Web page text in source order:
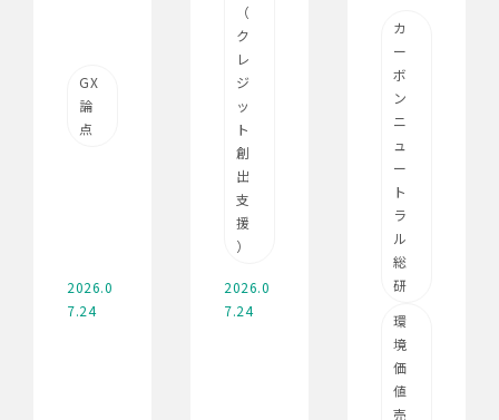
GX
論
点
2026.0
7.24
（
ク
レ
ジ
ッ
ト
創
出
支
援
）
2026.0
7.24
カ
ー
ボ
ン
ニ
ュ
ー
ト
ラ
ル
総
研
環
境
価
値
売